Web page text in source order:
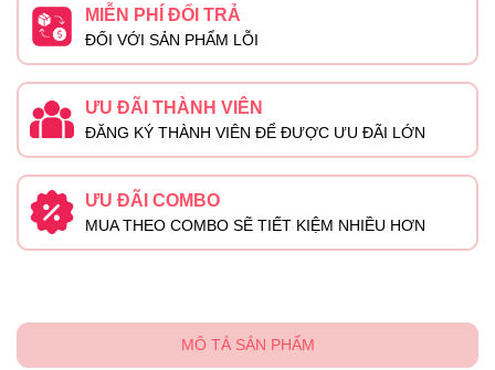
MIỄN PHÍ ĐỔI TRẢ
ĐỐI VỚI SẢN PHẨM LỖI
ƯU ĐÃI THÀNH VIÊN
ĐĂNG KÝ THÀNH VIÊN ĐỂ ĐƯỢC ƯU ĐÃI LỚN
ƯU ĐÃI COMBO
MUA THEO COMBO SẼ TIẾT KIỆM NHIỀU HƠN
MÔ TẢ SẢN PHẨM